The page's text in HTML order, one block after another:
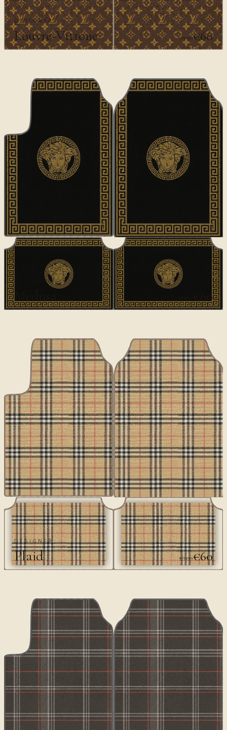
DESIGNER
Louvre-Vittone €100€60
DESIGNER
€60
DESIGNER
Plaid €100€60